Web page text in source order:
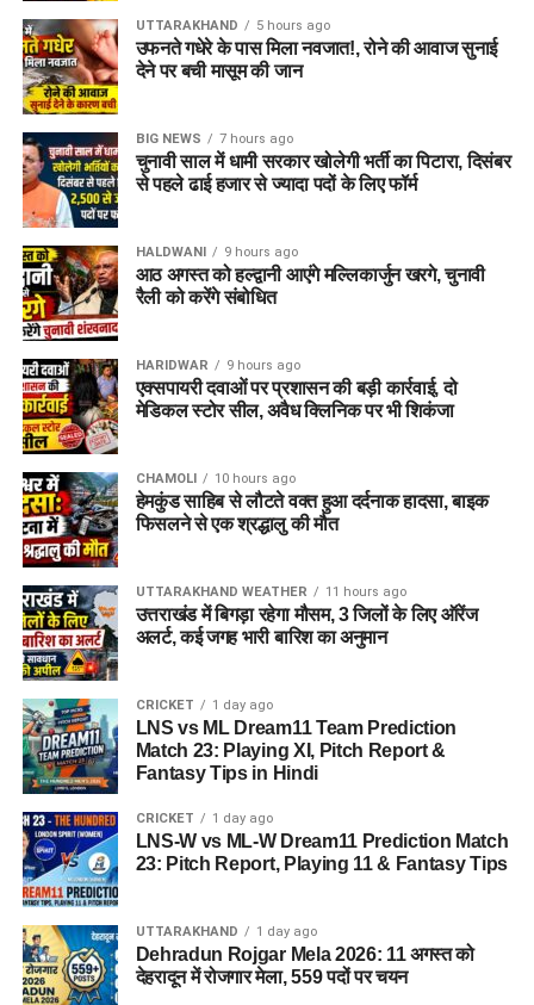
UTTARAKHAND 5 hours ago
उफनते गधेरे के पास मिला नवजात!, रोने की आवाज सुनाई
देने पर बची मासूम की जान
BIG NEWS 7 hours ago
चुनावी साल में धामी सरकार खोलेगी भर्ती का पिटारा, दिसंबर
से पहले ढाई हजार से ज्यादा पदों के लिए फॉर्म
HALDWANI 9 hours ago
आठ अगस्त को हल्द्वानी आएंगे मल्लिकार्जुन खरगे, चुनावी
रैली को करेंगे संबोधित
HARIDWAR 9 hours ago
एक्सपायरी दवाओं पर प्रशासन की बड़ी कार्रवाई, दो
मेडिकल स्टोर सील, अवैध क्लिनिक पर भी शिकंजा
CHAMOLI 10 hours ago
हेमकुंड साहिब से लौटते वक्त हुआ दर्दनाक हादसा, बाइक
फिसलने से एक श्रद्धालु की मौत
UTTARAKHAND WEATHER 11 hours ago
उत्तराखंड में बिगड़ा रहेगा मौसम, 3 जिलों के लिए ऑरेंज
अलर्ट, कई जगह भारी बारिश का अनुमान
CRICKET 1 day ago
LNS vs ML Dream11 Team Prediction
Match 23: Playing XI, Pitch Report &
Fantasy Tips in Hindi
CRICKET 1 day ago
LNS-W vs ML-W Dream11 Prediction Match
23: Pitch Report, Playing 11 & Fantasy Tips
UTTARAKHAND 1 day ago
Dehradun Rojgar Mela 2026: 11 अगस्त को
देहरादून में रोजगार मेला, 559 पदों पर चयन